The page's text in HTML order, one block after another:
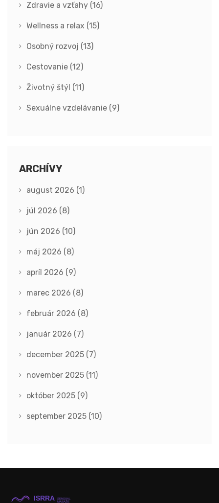
Zdravie a vzťahy (16)
Wellness a relax (15)
Osobný rozvoj (13)
Cestovanie (12)
Životný štýl (11)
Sexuálne vzdelávanie (9)
ARCHÍVY
august 2026 (1)
júl 2026 (8)
jún 2026 (10)
máj 2026 (8)
apríl 2026 (9)
marec 2026 (8)
február 2026 (8)
január 2026 (7)
december 2025 (7)
november 2025 (11)
október 2025 (9)
september 2025 (10)